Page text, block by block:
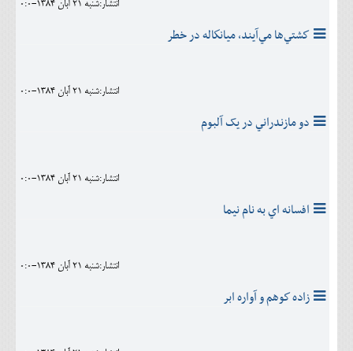
انتشار:شنبه 21 آبان 1384-0:0
كشتي‌‌ها مي‌آيند، ميانكاله در خطر
انتشار:شنبه 21 آبان 1384-0:0
دو مازندراني در يک آلبوم
انتشار:شنبه 21 آبان 1384-0:0
افسانه اي به نام نيما
انتشار:شنبه 21 آبان 1384-0:0
زاده كوهم و آواره ابر